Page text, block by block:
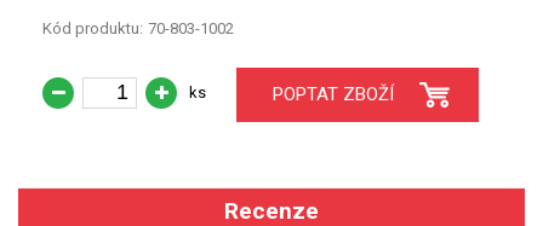
HADIČKY
SPECIÁLNÍ APLIKACE
Kód produktu: 70-803-1002
ks POPTAT ZBOŽÍ
Recenze